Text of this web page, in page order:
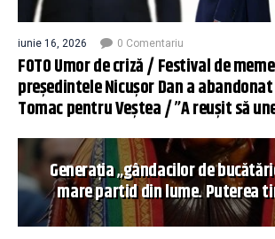
iunie 16, 2026 0 Comentariu
FOTO Umor de criză / Festival de
președintele Nicușor Dan a
Tomac pentru Veștea / ”A reușit să
Generația „gândacilor de
mare partid din lume. Puterea